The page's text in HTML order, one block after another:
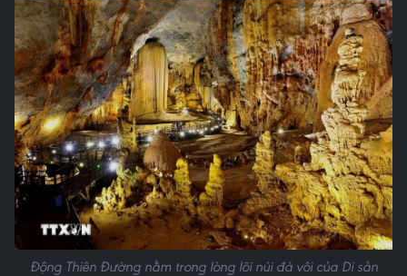
Động Thiên Đường nằm trong lòng lõi núi đá vôi của Di sản